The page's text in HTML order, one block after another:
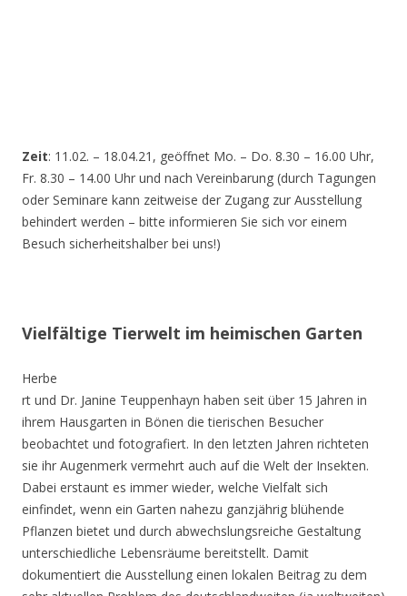
Zeit: 11.02. – 18.04.21, geöffnet Mo. – Do. 8.30 – 16.00 Uhr,
Fr. 8.30 – 14.00 Uhr und nach Vereinbarung (durch Tagungen
oder Seminare kann zeitweise der Zugang zur Ausstellung
behindert werden – bitte informieren Sie sich vor einem
Besuch sicherheitshalber bei uns!)
Vielfältige Tierwelt im heimischen Garten
Herbe
rt und Dr. Janine Teuppenhayn haben seit über 15 Jahren in
ihrem Hausgarten in Bönen die tierischen Besucher
beobachtet und fotografiert. In den letzten Jahren richteten
sie ihr Augenmerk vermehrt auch auf die Welt der Insekten.
Dabei erstaunt es immer wieder, welche Vielfalt sich
einfindet, wenn ein Garten nahezu ganzjährig blühende
Pflanzen bietet und durch abwechslungsreiche Gestaltung
unterschiedliche Lebensräume bereitstellt. Damit
dokumentiert die Ausstellung einen lokalen Beitrag zu dem